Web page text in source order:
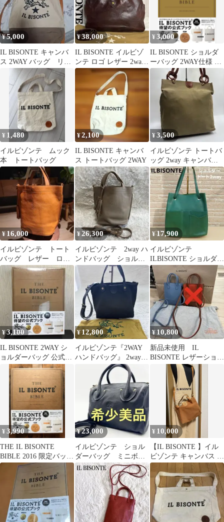
¥5,000
IL BISONTE キャンバ
ス 2WAY バッグ リメ
イク品
¥38,000
IL BISONTE イルビゾ
ンテ ロゴ レザー 2way
トートバッグ A4可
¥3,000
IL BISONTE ショルダ
ーバッグ 2WAY仕様 ム
ック本
¥ 1,480
イルビゾンテ ムック
本 トートバッグ
¥2,100
IL BISONTE キャンバ
ス トートバッグ 2WAY
¥3,500
イルビゾンテ トートバ
ッグ 2way キャンバス
レザー カーキ
¥ 16,000
イルビゾンテ トート
バッグ レザー ロゴ
型押し タッセル バ
ケツ型 2way
¥26,300
イルビゾンテ 2way ハ
ンドバッグ ショルダ
ーバッグ
¥ 17,900
イルビゾンテ
ILBISONTE ショルダー
トート グリーン 緑
¥3,100
IL BISONTE 2WAY シ
ョルダーバッグ 公式ブ
ック 未開封
¥12,800
イルビゾンテ『2WAY
ハンドバッグ』 2way
ショルダーバッグ ブラ
¥ 10,800
新品未使用 IL
BISONTE レザーショル
ダーバッグ 水色
¥3,990
THE IL BISONTE
BIBLE 2016 限定バッグ
付
¥23,000
イルビゾンテ ショル
ダーバッグ ミニボス
トン 2way ブラック
¥ 10,000
【IL BISONTE 】イル
ビゾンテ キャンバス シ
ョルダーバッグ レザー